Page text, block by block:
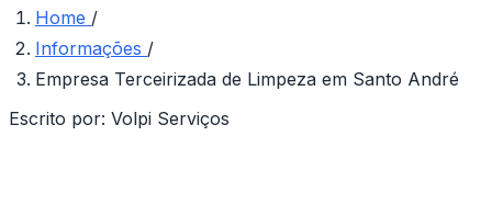
Home /
Informações /
Empresa Terceirizada de Limpeza em Santo André
Escrito por: Volpi Serviços